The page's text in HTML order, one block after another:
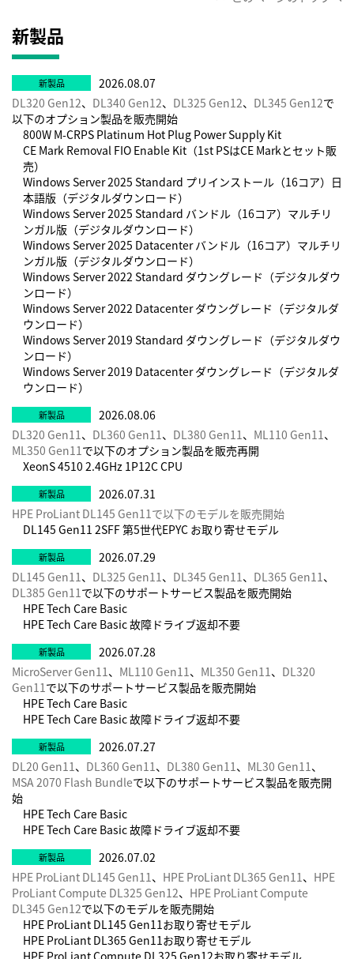
新製品
2026.08.07
DL320 Gen12、 DL340 Gen12、 DL325 Gen12、 DL345 Gen12で
以下のオプション製品を販売開始
800W M-CRPS Platinum Hot Plug Power Supply Kit
CE Mark Removal FIO Enable Kit（1st PSはCE Markとセット販
売）
Windows Server 2025 Standard プリインストール（16コア）日
本語版（デジタルダウンロード）
Windows Server 2025 Standard バンドル（16コア）マルチリ
ンガル版（デジタルダウンロード）
Windows Server 2025 Datacenter バンドル（16コア）マルチリ
ンガル版（デジタルダウンロード）
Windows Server 2022 Standard ダウングレード（デジタルダウ
ンロード）
Windows Server 2022 Datacenter ダウングレード（デジタルダ
ウンロード）
Windows Server 2019 Standard ダウングレード（デジタルダウ
ンロード）
Windows Server 2019 Datacenter ダウングレード（デジタルダ
ウンロード）
2026.08.06
DL320 Gen11、 DL360 Gen11、 DL380 Gen11、 ML110 Gen11、
ML350 Gen11で以下のオプション製品を販売再開
XeonS 4510 2.4GHz 1P12C CPU
2026.07.31
HPE ProLiant DL145 Gen11で以下のモデルを販売開始
DL145 Gen11 2SFF 第5世代EPYC お取り寄せモデル
2026.07.29
DL145 Gen11、 DL325 Gen11、 DL345 Gen11、 DL365 Gen11、
DL385 Gen11で以下のサポートサービス製品を販売開始
HPE Tech Care Basic
HPE Tech Care Basic 故障ドライブ返却不要
2026.07.28
MicroServer Gen11、 ML110 Gen11、 ML350 Gen11、 DL320
Gen11で以下のサポートサービス製品を販売開始
HPE Tech Care Basic
HPE Tech Care Basic 故障ドライブ返却不要
2026.07.27
DL20 Gen11、 DL360 Gen11、 DL380 Gen11、 ML30 Gen11、
MSA 2070 Flash Bundleで以下のサポートサービス製品を販売開
始
HPE Tech Care Basic
HPE Tech Care Basic 故障ドライブ返却不要
2026.07.02
HPE ProLiant DL145 Gen11、 HPE ProLiant DL365 Gen11、 HPE
ProLiant Compute DL325 Gen12、 HPE ProLiant Compute
DL345 Gen12で以下のモデルを販売開始
HPE ProLiant DL145 Gen11お取り寄せモデル
HPE ProLiant DL365 Gen11お取り寄せモデル
HPE ProLiant Compute DL325 Gen12お取り寄せモデル